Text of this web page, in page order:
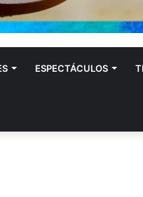
ESPECTÁCULOS